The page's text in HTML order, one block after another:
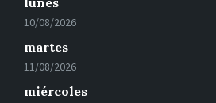
10/08/2026
martes
11/08/2026
miércoles